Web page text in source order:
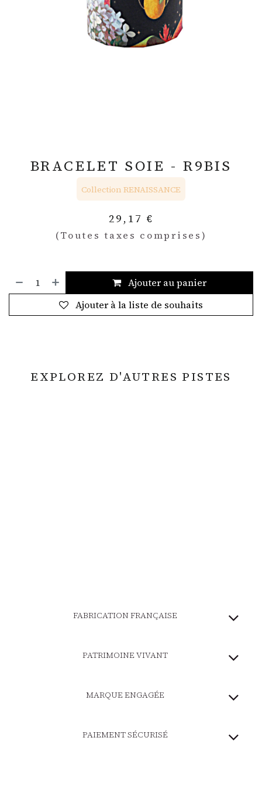
BRACELET SOIE - R9BIS
Collection RENAISSANCE
29,17 €
(Toutes taxes comprises)
Ajouter au panier
Ajouter à la liste de souhaits
EXPLOREZ D'AUTRES PISTES
FABRICATION FRANÇAISE
PATRIMOINE VIVANT
MARQUE ENGAGÉE
PAIEMENT SÉCURISÉ